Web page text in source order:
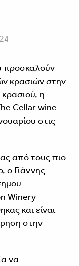
προσκαλούν
κρασιών στην
η
Cellar wine
στις
από τους πιο
ο Γιάννης
Winery
και είναι
στην
να